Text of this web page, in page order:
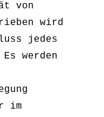
von
wird
jedes
werden
im